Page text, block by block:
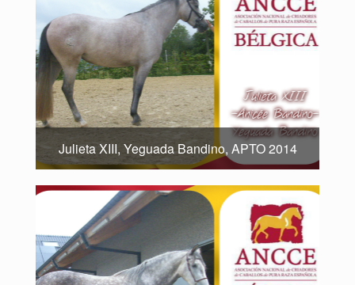
Julieta XIII, Yeguada Bandino, APTO 2014